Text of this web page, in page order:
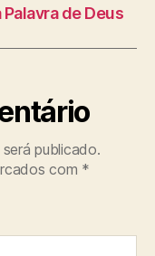
de Deus
publicado.
com *